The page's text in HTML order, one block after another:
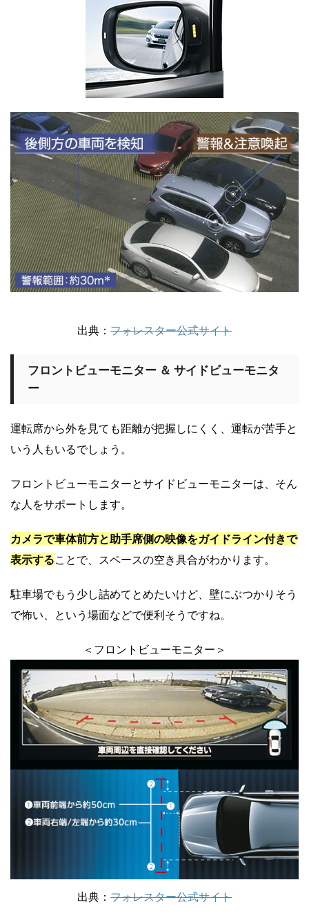
出典： フォレスター公式サイト
フロントビューモニター ＆ サイドビューモニタ
ー
運転席から外を見ても距離が把握しにくく、運転が苦手と
いう人もいるでしょう。
フロントビューモニターとサイドビューモニターは、そん
な人をサポートします。
カメラで車体前方と助手席側の映像をガイドライン付きで
表示することで、スペースの空き具合がわかります。
駐車場でもう少し詰めてとめたいけど、壁にぶつかりそう
で怖い、という場面などで便利そうですね。
＜フロントビューモニター＞
出典： フォレスター公式サイト